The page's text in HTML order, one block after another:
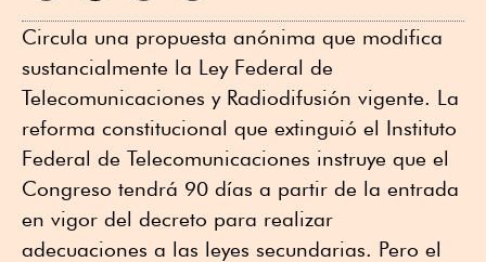
Circula una propuesta anónima que modifica
sustancialmente la Ley Federal de
Telecomunicaciones y Radiodifusión vigente. La
reforma constitucional que extinguió el Instituto
Federal de Telecomunicaciones instruye que el
Congreso tendrá 90 días a partir de la entrada
en vigor del decreto para realizar
adecuaciones a las leyes secundarias. Pero el